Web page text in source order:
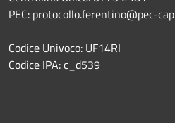
PEC: protocollo.ferentino@pec-
Codice Univoco: UF14RI
Codice IPA: c_d539